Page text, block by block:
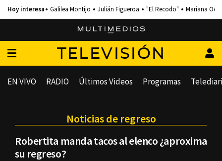
Galilea Montijo Julián Figueroa "El Recodo" Mariana
TELEVISIÓN
EN VIVO RADIO Últimos Videos Programas
Noticias de regreso
Robertita manda tacos al elenco ¿aproxima
su regreso?